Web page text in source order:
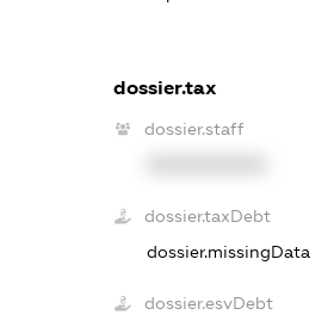
dossier.tax
dossier.staff
dossier.taxDebt
dossier.missingData
dossier.esvDebt